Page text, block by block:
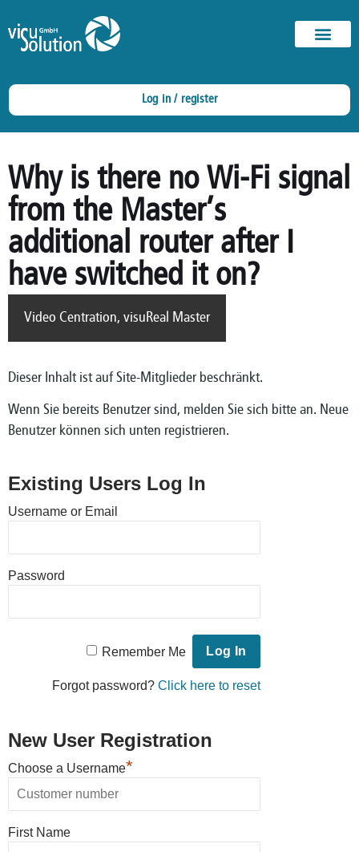
Log in / register
Why is there no Wi-Fi signal
from the Master’s
additional router after I
have switched it on?
Video Centration, visuReal Master
Dieser Inhalt ist auf Site-Mitglieder beschränkt.
Wenn Sie bereits Benutzer sind, melden Sie sich bitte an. Neue
Benutzer können sich unten registrieren.
Existing Users Log In
Username or Email
Password
Remember Me
Forgot password? Click here to reset
New User Registration
Choose a Username*
First Name